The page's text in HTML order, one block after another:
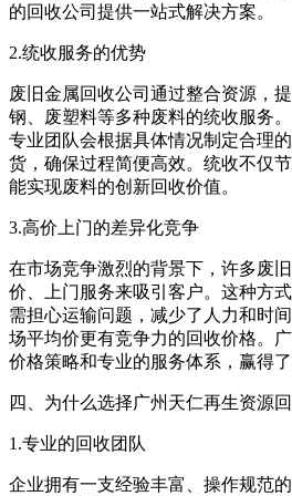
的回收公司提供一站式解决方案。
2.统收服务的优势
废旧金属回收公司通过整合资源，
钢、废塑料等多种废料的统收服务
专业团队会根据具体情况制定合理
货，确保过程简便高效。统收不仅
能实现废料的创新回收价值。
3.高价上门的差异化竞争
在市场竞争激烈的背景下，许多废
价、上门服务来吸引客户。这种方
需担心运输问题，减少了人力和时
场平均价更有竞争力的回收价格。
价格策略和专业的服务体系，赢得了
四、为什么选择广州天仁再生资源
1.专业的回收团队
企业拥有一支经验丰富、操作规范